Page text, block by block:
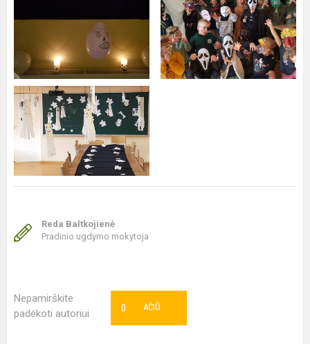
Reda Baltkojienė
Pradinio ugdymo mokytoja
Nepamirškite
padėkoti autoriui
AČIŪ
0